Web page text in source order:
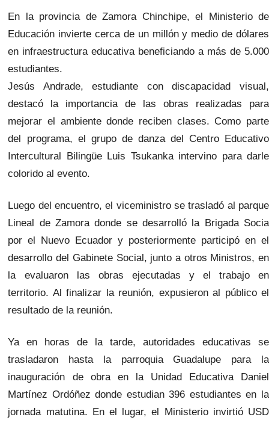
En la provincia de Zamora Chinchipe, el Ministerio de
Educación invierte cerca de un millón y medio de dólares
en infraestructura educativa beneficiando a más de 5.000
estudiantes.
Jesús Andrade, estudiante con discapacidad visual,
destacó la importancia de las obras realizadas para
mejorar el ambiente donde reciben clases. Como parte
del programa, el grupo de danza del Centro Educativo
Intercultural Bilingüe Luis Tsukanka intervino para darle
colorido al evento.
Luego del encuentro, el viceministro se trasladó al parque
Lineal de Zamora donde se desarrolló la Brigada Socia
por el Nuevo Ecuador y posteriormente participó en el
desarrollo del Gabinete Social, junto a otros Ministros, en
la evaluaron las obras ejecutadas y el trabajo en
territorio. Al finalizar la reunión, expusieron al público el
resultado de la reunión.
Ya en horas de la tarde, autoridades educativas se
trasladaron hasta la parroquia Guadalupe para la
inauguración de obra en la Unidad Educativa Daniel
Martínez Ordóñez donde estudian 396 estudiantes en la
jornada matutina. En el lugar, el Ministerio invirtió USD